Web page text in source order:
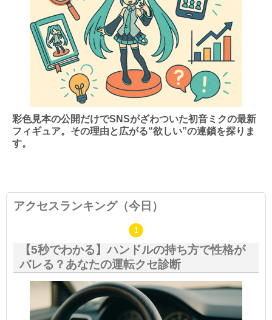
彩色見本の公開だけでSNSがざわついた初音ミクの最新
フィギュア。その理由と広がる“欲しい”の連鎖を探りま
す。
アクセスランキング（今日）
【5秒でわかる】ハンドルの持ち方で性格が
バレる？あなたの運転クセ診断